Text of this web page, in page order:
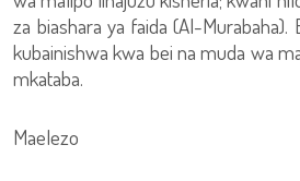
za biashara ya faida (Al-Murabaha).
kubainishwa kwa bei na muda wa
mkataba.
Maelezo